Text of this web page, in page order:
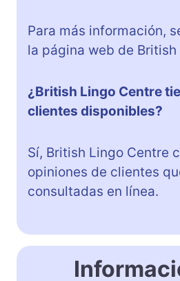
Para más información,
la página web de
¿British Lingo Centre
clientes disponibles?
Sí, British Lingo Centre
opiniones de clientes
consultadas en línea.